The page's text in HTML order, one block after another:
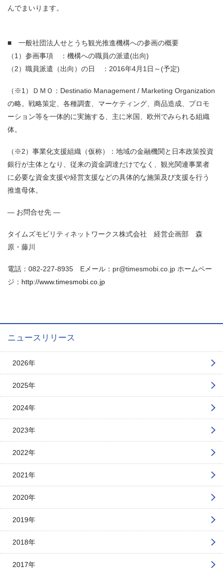
んでまいります。
■ 一般社団法人せとうち観光推進機構への参画の概要
（1）参画事項 ：機構への職員の派遣(出向)
（2）職員派遣（出向）の日 ：2016年4月1日～(予定)
（※1）ＤＭＯ：Destinatio Management / Marketing Organization
の略。戦略策定、各種調査、マーケティング、商品造成、プロモ
ーション等を一体的に実施する、主に米国、欧州でみられる組織
体。
（※2）事業化支援組織（仮称）：地域の金融機関と日本政策投資
銀行が主体となり、従来の資金調達だけでなく、観光関連事業者
に必要な資金支援や経営支援などの具体的な施策及び支援を行う
推進母体。
― お問合せ先 ―
タイムズモビリティネットワークス株式会社 経営企画部 森
原・藤川
電話：082-227-8935 Eメール：pr@timesmobi.co.jp ホームペー
ジ： http://www.timesmobi.co.jp
ニュースリリース
2026年
2025年
2024年
2023年
2022年
2021年
2020年
2019年
2018年
2017年